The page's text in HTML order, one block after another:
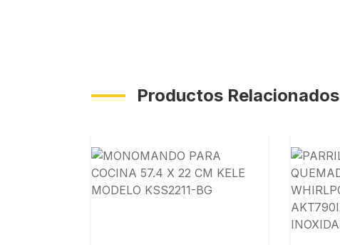
Productos Relacionados